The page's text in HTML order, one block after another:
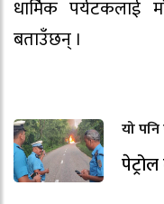
धार्मिक पर्यटकलाई
बताउँछन् ।
यो